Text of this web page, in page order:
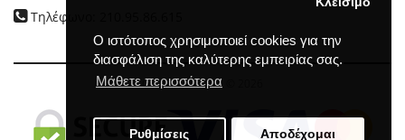
Ο ιστότοπος χρησιμοποιεί cookies για την
διασφάλιση της καλύτερης εμπειρίας σας.
Μάθετε περισσότερα
Ρυθμίσεις Αποδέχομαι
Τηλέφωνο: 210.95.86.615
GRUPPO MOBILI